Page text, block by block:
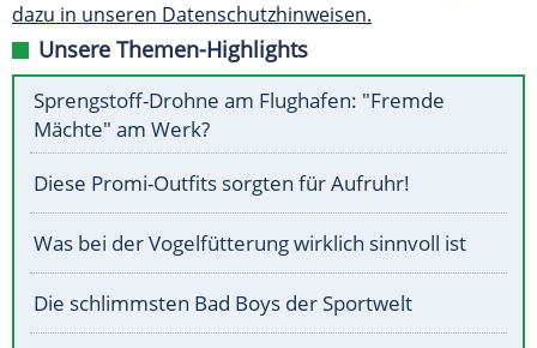
dazu in unseren Datenschutzhinweisen.
Unsere Themen-Highlights
Sprengstoff-Drohne am Flughafen: "Fremde
Mächte" am Werk?
Diese Promi-Outfits sorgten für Aufruhr!
Was bei der Vogelfütterung wirklich sinnvoll ist
Die schlimmsten Bad Boys der Sportwelt